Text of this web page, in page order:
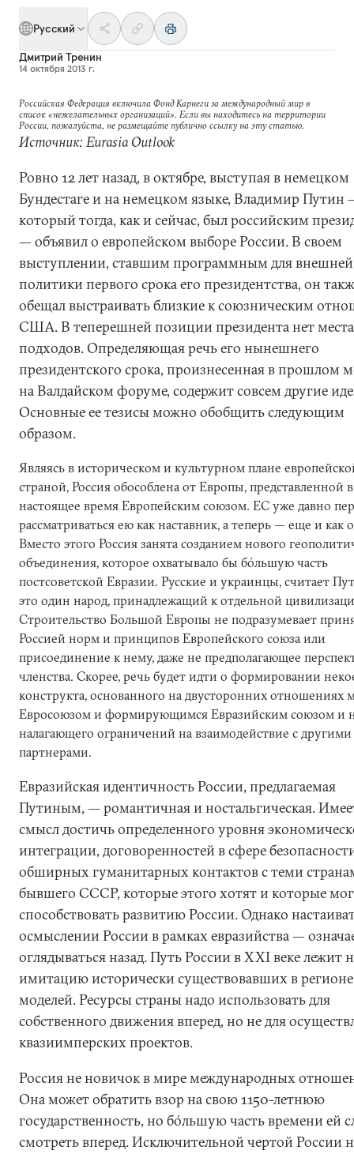
Русский
Дмитрий Тренин
14 октября 2013 г.
Российская Федерация включила Фонд Карнеги за международный мир в
список «нежелательных организаций». Если вы находитесь на территории
России, пожалуйста, не размещайте публично ссылку на эту статью.
Источник: Eurasia Outlook
Ровно 12 лет назад, в октябре, выступая в немецком
Бундестаге и на немецком языке, Владимир Путин
который тогда, как и сейчас, был российским
— объявил о европейском выборе России. В своем
выступлении, ставшим программным для внешней
политики первого срока его президентства, он
обещал выстраивать близкие к союзническим
США. В теперешней позиции президента нет места
подходов. Определяющая речь его нынешнего
президентского срока, произнесенная в прошлом
на Валдайском форуме, содержит совсем другие
Основные ее тезисы можно обобщить следующим
образом.
Являясь в историческом и культурном плане
страной, Россия обособлена от Европы, представленной в
настоящее время Европейским союзом. ЕС уже давно
рассматриваться ею как наставник, а теперь — еще и как
Вместо этого Россия занята созданием нового
объединения, которое охватывало бы бóльшую часть
постсоветской Евразии. Русские и украинцы, считает
это один народ, принадлежащий к отдельной
Строительство Большой Европы не подразумевает
Россией норм и принципов Европейского союза или
присоединение к нему, даже не предполагающее
членства. Скорее, речь будет идти о формировании
конструкта, основанного на двусторонних отношениях
Евросоюзом и формирующимся Евразийским союзом и
налагающего ограничений на взаимодействие с другими
партнерами.
Евразийская идентичность России, предлагаемая
Путиным, — романтичная и ностальгическая.
смысл достичь определенного уровня
интеграции, договоренностей в сфере
обширных гуманитарных контактов с теми
бывшего СССР, которые этого хотят и которые
способствовать развитию России. Однако
осмыслении России в рамках евразийства —
оглядываться назад. Путь России в XXI веке лежит
имитацию исторически существовавших в регионе
моделей. Ресурсы страны надо использовать для
собственного движения вперед, но не для
квазиимперских проектов.
Россия не новичок в мире международных
Она может обратить взор на свою 1150-летнюю
государственность, но бóльшую часть времени ей
смотреть вперед. Исключительной чертой России